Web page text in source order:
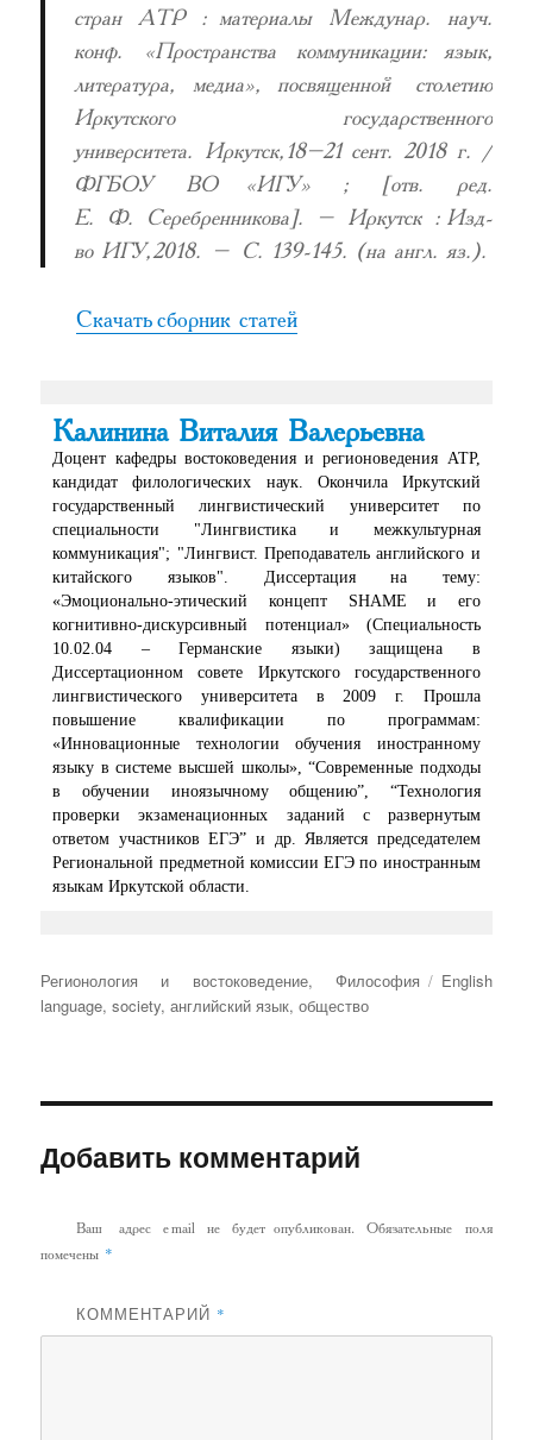
стран АТР : материалы Междунар. науч.
конф. «Пространства коммуникации: язык,
литература, медиа», посвященной столетию
Иркутского государственного
университета. Иркутск, 18–21 сент. 2018 г. /
ФГБОУ ВО «ИГУ» ; [отв. ред.
Е. Ф. Серебренникова]. – Иркутск : Изд-
во ИГУ, 2018. – С. 139-145. (на англ. яз.).
Скачать сборник статей
Калинина Виталия Валерьевна
Доцент кафедры востоковедения и регионоведения АТР,
кандидат филологических наук. Окончила Иркутский
государственный лингвистический университет по
специальности "Лингвистика и межкультурная
коммуникация"; "Лингвист. Преподаватель английского и
китайского языков". Диссертация на тему:
«Эмоционально-этический концепт SHAME и его
когнитивно-дискурсивный потенциал» (Специальность
10.02.04 – Германские языки) защищена в
Диссертационном совете Иркутского государственного
лингвистического университета в 2009 г. Прошла
повышение квалификации по программам:
«Инновационные технологии обучения иностранному
языку в системе высшей школы», “Современные подходы
в обучении иноязычному общению”, “Технология
проверки экзаменационных заданий с развернутым
ответом участников ЕГЭ” и др. Является председателем
Региональной предметной комиссии ЕГЭ по иностранным
языкам Иркутской области.
Рубрики
Регионология и востоковедение, Философия Метки
English
language,society,английский язык,общество
Добавить комментарий
Ваш адрес email не будет опубликован.
Обязательные поля
помечены *
КОММЕНТАРИЙ *